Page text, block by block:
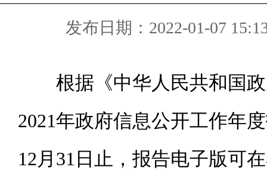
发布日期：2022-01-07
根据《中华人民共和国政
2021年政府信息公开工作年
12月31日止，报告电子版可